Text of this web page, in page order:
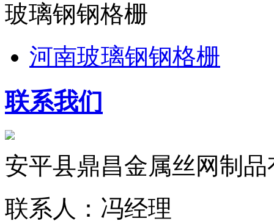
玻璃钢钢格栅
河南玻璃钢钢格栅
联系我们
安平县鼎昌金属丝网制
联系人：冯经理